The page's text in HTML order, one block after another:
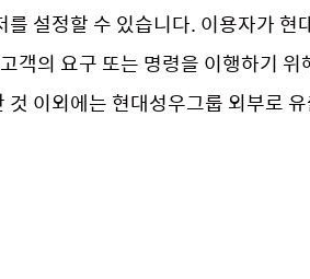
설정할 수 있습니다. 이용자가
객의 요구 또는 명령을 이행하기
이외에는 현대성우그룹 외부로